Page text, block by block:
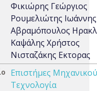
Φικιώρης Γεώργιος
Ρουμελιώτης Ιωάννης
Αβραμόπουλος
Καψάλης Χρήστος
Νισταζάκης Εκτορας
Επιστήμες
Τεχνολογία